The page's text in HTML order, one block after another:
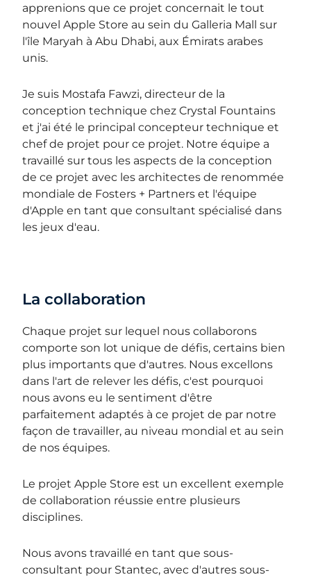
apprenions que ce projet concernait le tout
nouvel Apple Store au sein du Galleria Mall sur
l'île Maryah à Abu Dhabi, aux Émirats arabes
unis.
Je suis Mostafa Fawzi, directeur de la
conception technique chez Crystal Fountains
et j'ai été le principal concepteur technique et
chef de projet pour ce projet. Notre équipe a
travaillé sur tous les aspects de la conception
de ce projet avec les architectes de renommée
mondiale de Fosters + Partners et l'équipe
d'Apple en tant que consultant spécialisé dans
les jeux d'eau.
La collaboration
Chaque projet sur lequel nous collaborons
comporte son lot unique de défis, certains bien
plus importants que d'autres. Nous excellons
dans l'art de relever les défis, c'est pourquoi
nous avons eu le sentiment d'être
parfaitement adaptés à ce projet de par notre
façon de travailler, au niveau mondial et au sein
de nos équipes.
Le projet Apple Store est un excellent exemple
de collaboration réussie entre plusieurs
disciplines.
Nous avons travaillé en tant que sous-
consultant pour Stantec, avec d'autres sous-